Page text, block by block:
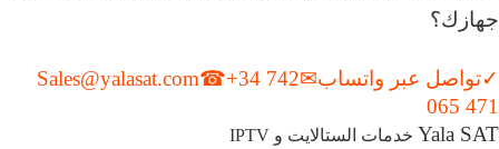
جهازك؟
✓تواصل عبر واتساب✉
Sales@yalasat.com☎+34 742
065 471
Yala SAT خدمات الستالايت و IPTV